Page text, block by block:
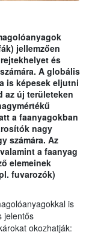
jellemzően
és
A globális
is képesek eljutni
az új területeken
a faanyagokban
nagy
számára. Az
a faanyag
elemeinek
fuvarozók)
is
jelentős
okozhatják: